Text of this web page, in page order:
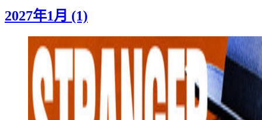
2027年1月 (1)